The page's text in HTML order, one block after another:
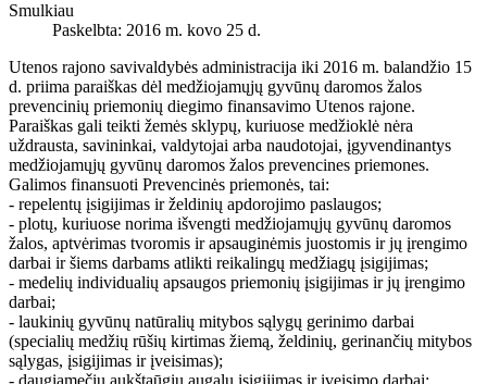
Smulkiau
Paskelbta: 2016 m. kovo 25 d.
Utenos rajono savivaldybės administracija iki 2016 m. balandžio 15
d. priima paraiškas dėl medžiojamųjų gyvūnų daromos žalos
prevencinių priemonių diegimo finansavimo Utenos rajone.
Paraiškas gali teikti žemės sklypų, kuriuose medžioklė nėra
uždrausta, savininkai, valdytojai arba naudotojai, įgyvendinantys
medžiojamųjų gyvūnų daromos žalos prevencines priemones.
Galimos finansuoti Prevencinės priemonės, tai:
- repelentų įsigijimas ir želdinių apdorojimo paslaugos;
- plotų, kuriuose norima išvengti medžiojamųjų gyvūnų daromos
žalos, aptvėrimas tvoromis ir apsauginėmis juostomis ir jų įrengimo
darbai ir šiems darbams atlikti reikalingų medžiagų įsigijimas;
- medelių individualių apsaugos priemonių įsigijimas ir jų įrengimo
darbai;
- laukinių gyvūnų natūralių mitybos sąlygų gerinimo darbai
(specialių medžių rūšių kirtimas žiemą, želdinių, gerinančių mitybos
sąlygas, įsigijimas ir įveisimas);
- daugiamečių aukštaūgių augalų įsigijimas ir įveisimo darbai;